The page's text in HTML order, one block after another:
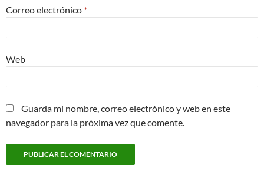
Correo electrónico *
Web
Guarda mi nombre, correo electrónico y web en este
navegador para la próxima vez que comente.